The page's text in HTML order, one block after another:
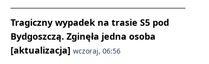
Tragiczny wypadek na trasie S5 pod
Bydgoszczą. Zginęła jedna osoba
[aktualizacja] wczoraj, 06:56